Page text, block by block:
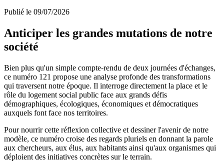
Publié le 09/07/2026
Anticiper les grandes mutations de notre
société
Bien plus qu'un simple compte-rendu de deux journées d'échanges,
ce numéro 121 propose une analyse profonde des transformations
qui traversent notre époque. Il interroge directement la place et le
rôle du logement social public face aux grands défis
démographiques, écologiques, économiques et démocratiques
auxquels font face nos territoires.
Pour nourrir cette réflexion collective et dessiner l'avenir de notre
modèle, ce numéro croise des regards pluriels en donnant la parole
aux chercheurs, aux élus, aux habitants ainsi qu'aux organismes qui
déploient des initiatives concrètes sur le terrain.